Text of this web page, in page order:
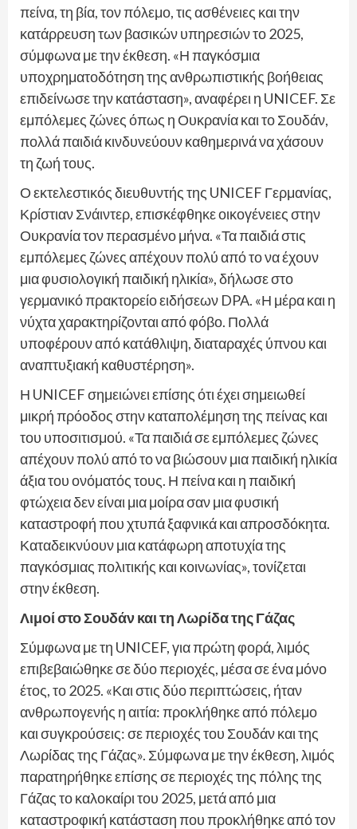
πείνα, τη βία, τον πόλεμο, τις ασθένειες και την
κατάρρευση των βασικών υπηρεσιών το 2025,
σύμφωνα με την έκθεση. «Η παγκόσμια
υποχρηματοδότηση της ανθρωπιστικής βοήθειας
επιδείνωσε την κατάσταση», αναφέρει η UNICEF. Σε
εμπόλεμες ζώνες όπως η Ουκρανία και το Σουδάν,
πολλά παιδιά κινδυνεύουν καθημερινά να χάσουν
τη ζωή τους.
Ο εκτελεστικός διευθυντής της UNICEF Γερμανίας,
Κρίστιαν Σνάιντερ, επισκέφθηκε οικογένειες στην
Ουκρανία τον περασμένο μήνα. «Τα παιδιά στις
εμπόλεμες ζώνες απέχουν πολύ από το να έχουν
μια φυσιολογική παιδική ηλικία», δήλωσε στο
γερμανικό πρακτορείο ειδήσεων DPA. «Η μέρα και η
νύχτα χαρακτηρίζονται από φόβο. Πολλά
υποφέρουν από κατάθλιψη, διαταραχές ύπνου και
αναπτυξιακή καθυστέρηση».
Η UNICEF σημειώνει επίσης ότι έχει σημειωθεί
μικρή πρόοδος στην καταπολέμηση της πείνας και
του υποσιτισμού. «Τα παιδιά σε εμπόλεμες ζώνες
απέχουν πολύ από το να βιώσουν μια παιδική ηλικία
άξια του ονόματός τους. Η πείνα και η παιδική
φτώχεια δεν είναι μια μοίρα σαν μια φυσική
καταστροφή που χτυπά ξαφνικά και απροσδόκητα.
Καταδεικνύουν μια κατάφωρη αποτυχία της
παγκόσμιας πολιτικής και κοινωνίας», τονίζεται
στην έκθεση.
Λιμοί στο Σουδάν και τη Λωρίδα της Γάζας
Σύμφωνα με τη UNICEF, για πρώτη φορά, λιμός
επιβεβαιώθηκε σε δύο περιοχές, μέσα σε ένα μόνο
έτος, το 2025. «Και στις δύο περιπτώσεις, ήταν
ανθρωπογενής η αιτία: προκλήθηκε από πόλεμο
και συγκρούσεις: σε περιοχές του Σουδάν και της
Λωρίδας της Γάζας». Σύμφωνα με την έκθεση, λιμός
παρατηρήθηκε επίσης σε περιοχές της πόλης της
Γάζας το καλοκαίρι του 2025, μετά από μια
καταστροφική κατάσταση που προκλήθηκε από τον